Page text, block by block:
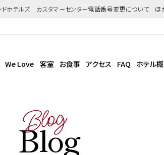
ンドホテルズ カスタマーセンター電話番号変更について ほ
We Love 客室 お食事 アクセス FAQ ホテル
Blog
Blog